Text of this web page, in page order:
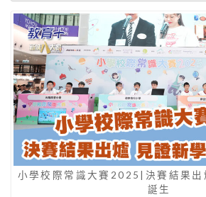
小學校際常識大賽2025|決賽結果出
誕生